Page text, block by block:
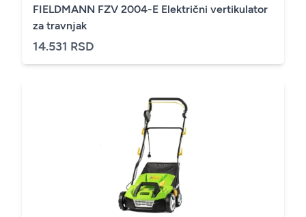
FIELDMANN FZV 2004-E Električni vertikulator
za travnjak
14.531 RSD